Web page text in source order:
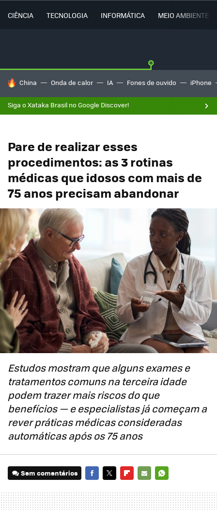
CIÊNCIA TECNOLOGIA INFORMÁTICA MEIO AMBIENTE
TENDÊNCIAS DO DIA
China Onda de calor IA Fones de ouvido iPhone
Siga o Xataka Brasil no Google Discover!
Pare de realizar esses
procedimentos: as 3 rotinas
médicas que idosos com mais de
75 anos precisam abandonar
Estudos mostram que alguns exames e
tratamentos comuns na terceira idade
podem trazer mais riscos do que
benefícios — e especialistas já começam a
rever práticas médicas consideradas
automáticas após os 75 anos
Sem comentários
MAIL